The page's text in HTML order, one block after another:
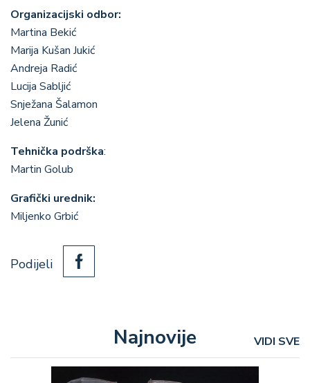
Organizacijski odbor:
Martina Bekić
Marija Kušan Jukić
Andreja Radić
Lucija Sabljić
Snježana Šalamon
Jelena Žunić
Tehnička podrška:
Martin Golub
Grafički urednik:
Miljenko Grbić
Podijeli
Najnovije VIDI SVE